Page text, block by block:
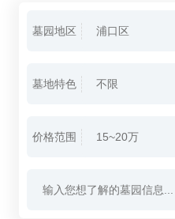
墓园地区 浦口区
墓地特色 不限
价格范围 15~20万